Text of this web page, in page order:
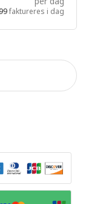
faktureres i dag